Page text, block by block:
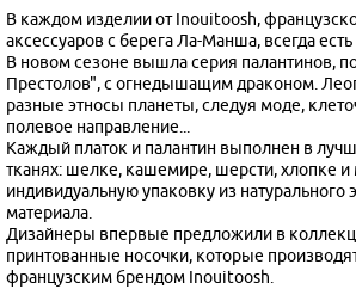
В каждом изделии от Inouitoosh,
аксессуаров с берега Ла-Манша, всегда есть
В новом сезоне вышла серия палантинов,
Престолов", с огнедышащим драконом.
разные этносы планеты, следуя моде,
полевое направление...
Каждый платок и палантин выполнен в
тканях: шелке, кашемире, шерсти, хлопке
индивидуальную упаковку из натурального
материала.
Дизайнеры впервые предложили в
принтованные носочки, которые
французским брендом Inouitoosh.